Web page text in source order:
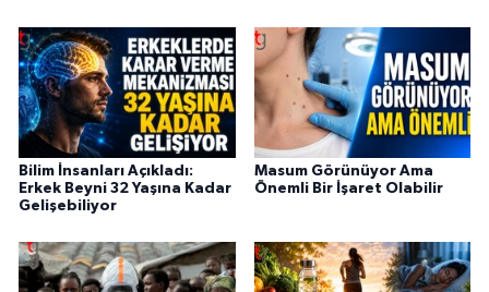
Bilim İnsanları Açıkladı:
Erkek Beyni 32 Yaşına Kadar
Gelişebiliyor
Masum Görünüyor Ama
Önemli Bir İşaret Olabilir